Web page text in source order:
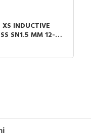
INDUCTIVE
SN1.5 MM 12-24